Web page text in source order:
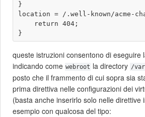
}
location = /.well-known/acme-
    return 404;
queste istruzioni consentono di eseguire
indicando come webroot la directory /
posto che il frammento di cui sopra sia
prima direttiva nelle configurazioni dei
(basta anche inserirlo solo nelle direttive
esempio con qualcosa del tipo: